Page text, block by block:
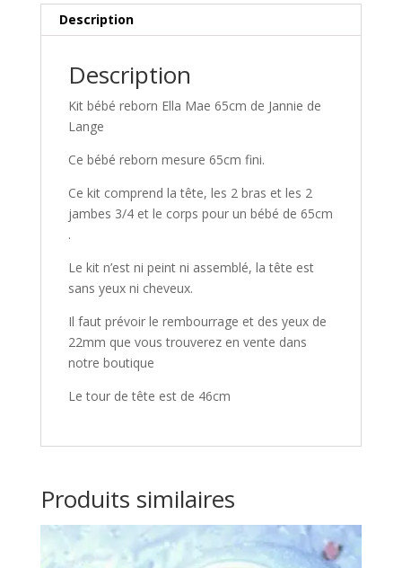
Description
Description
Kit bébé reborn Ella Mae 65cm de Jannie de
Lange
Ce bébé reborn mesure 65cm fini.
Ce kit comprend la tête, les 2 bras et les 2
jambes 3/4 et le corps pour un bébé de 65cm
.
Le kit n’est ni peint ni assemblé, la tête est
sans yeux ni cheveux.
Il faut prévoir le rembourrage et des yeux de
22mm que vous trouverez en vente dans
notre boutique
Le tour de tête est de 46cm
Produits similaires